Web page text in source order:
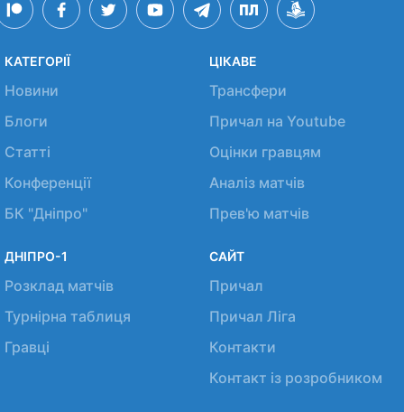
КАТЕГОРІЇ
Новини
Блоги
Статті
Конференції
БК "Дніпро"
ЦІКАВЕ
Трансфери
Причал на Youtube
Оцінки гравцям
Аналіз матчів
Прев'ю матчів
ДНІПРО-1
Розклад матчів
Турнірна таблиця
Гравці
САЙТ
Причал
Причал Ліга
Контакти
Контакт із розробником